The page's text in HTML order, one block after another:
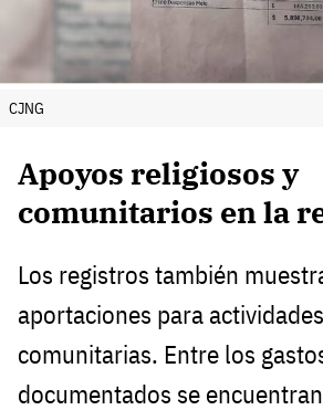
CJNG
Apoyos religiosos y
comunitarios en la
Los registros también
aportaciones para
comunitarias. Entre los
documentados se encuentran